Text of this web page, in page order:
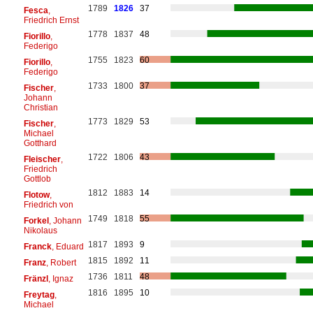
Fesca
Friedrich Ernst
1789 1826 37
Fiorillo,
Federigo
1778 1837 48
Fiorillo,
Federigo
1755 1823 60
Fischer,
Johann
Christian
1733 1800 37
Fischer,
Michael
Gotthard
1773 1829 53
Fleischer,
Friedrich
Gottlob
1722 1806 43
Flotow,
Friedrich von
1812 1883 14
Forkel, Johann
Nikolaus
1749 1818 55
Franck, Eduard 1817 1893
9
Franz, Robert 1815 1892
11
Fränzl, Ignaz 1736 1811
48
Freytag,
Michael
1816 1895 10